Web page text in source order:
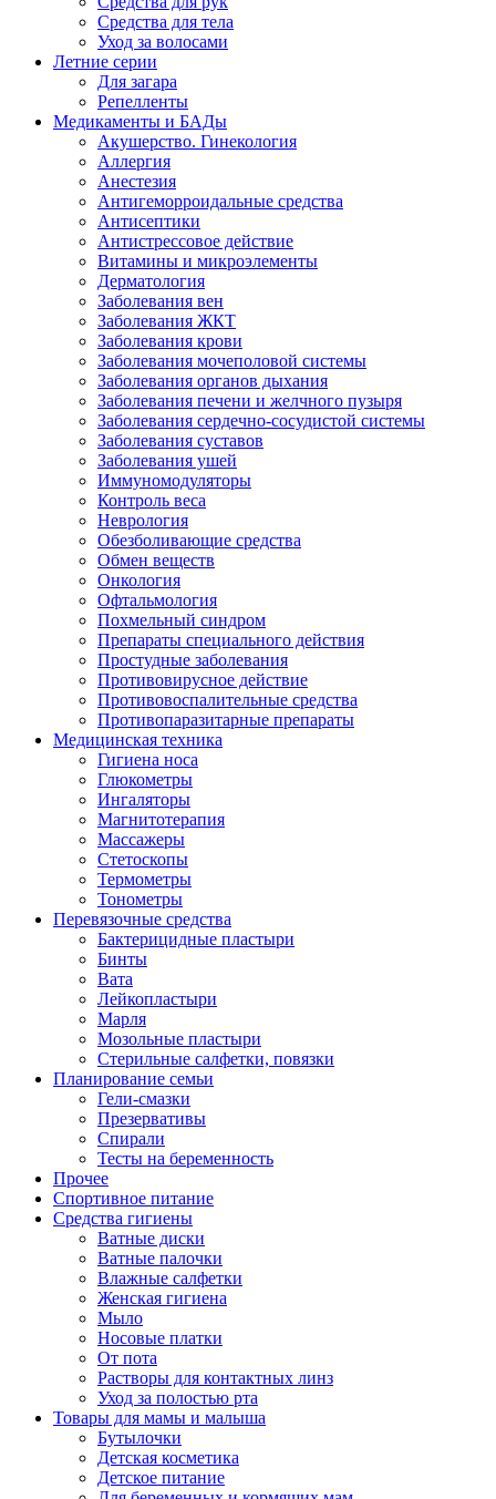
Средства для тела
Уход за волосами
Летние серии
Для загара
Репелленты
Медикаменты и БАДы
Акушерство. Гинекология
Аллергия
Анестезия
Антигеморроидальные средства
Антисептики
Антистрессовое действие
Витамины и микроэлементы
Дерматология
Заболевания вен
Заболевания ЖКТ
Заболевания крови
Заболевания мочеполовой системы
Заболевания органов дыхания
Заболевания печени и желчного пузыря
Заболевания сердечно-сосудистой системы
Заболевания суставов
Заболевания ушей
Иммуномодуляторы
Контроль веса
Неврология
Обезболивающие средства
Обмен веществ
Онкология
Офтальмология
Похмельный синдром
Препараты специального действия
Простудные заболевания
Противовирусное действие
Противовоспалительные средства
Противопаразитарные препараты
Медицинская техника
Гигиена носа
Глюкометры
Ингаляторы
Магнитотерапия
Массажеры
Стетоскопы
Термометры
Тонометры
Перевязочные средства
Бактерицидные пластыри
Бинты
Вата
Лейкопластыри
Марля
Мозольные пластыри
Стерильные салфетки, повязки
Планирование семьи
Гели-смазки
Презервативы
Спирали
Тесты на беременность
Прочее
Спортивное питание
Средства гигиены
Ватные диски
Ватные палочки
Влажные салфетки
Женская гигиена
Мыло
Носовые платки
От пота
Растворы для контактных линз
Уход за полостью рта
Товары для мамы и малыша
Бутылочки
Детская косметика
Детское питание